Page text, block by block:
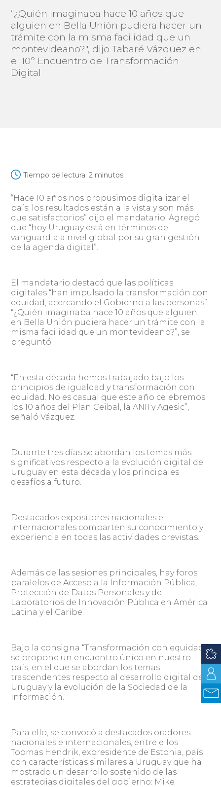
“¿Quién imaginaba hace 10 años que
alguien en Bella Unión pudiera hacer un
trámite con la misma facilidad que un
montevideano?", dijo Tabaré Vázquez en
el 10º Encuentro de Transformación
Digital
Tiempo de lectura: 2 minutos
“Hace 10 años nos propusimos digitalizar el
país; los resultados están a la vista y son más
que satisfactorios” dijo el mandatario. Agregó
que “hoy Uruguay está en términos de
vanguardia a nivel global por su gran gestión
de la agenda digital”.
El mandatario destacó que las políticas
digitales “han impulsado la transformación con
equidad, acercando el Gobierno a las personas”.
“¿Quién imaginaba hace 10 años que alguien
en Bella Unión pudiera hacer un trámite con la
misma facilidad que un montevideano?”, se
preguntó.
“En esta década hemos trabajado bajo los
principios de igualdad y transformación con
equidad. No es casual que este año celebremos
los 10 años del Plan Ceibal, la ANII y Agesic”,
señaló Vázquez.
Durante tres días se abordan los temas más
significativos respecto a la evolución digital de
Uruguay en esta década y los principales
desafíos a futuro.
Destacados expositores nacionales e
internacionales comparten su conocimiento y
experiencia en todas las actividades previstas.
Además de las sesiones principales, hay foros
paralelos de Acceso a la Información Pública,
Protección de Datos Personales y de
Laboratorios de Innovación Pública en América
Latina y el Caribe.
Bajo la consigna “Transformación con equidad”
se propone un encuentro único en nuestro
país, en el que se abordan los temas
trascendentes respecto al desarrollo digital de
Uruguay y la evolución de la Sociedad de la
Información.
Para ello, se convocó a destacados oradores
nacionales e internacionales, entre ellos
Toomas Hendrik, expresidente de Estonia, país
con características similares a Uruguay que ha
mostrado un desarrollo sostenido de las
estrategias digitales del gobierno; Mike